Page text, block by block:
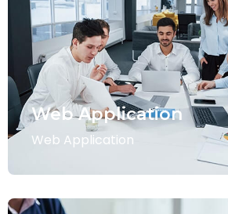
Web Application
Web Application